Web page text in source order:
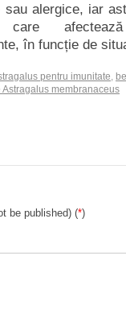
alergice, iar
în funcție de
pentru imunitate,
Astragalus membranaceus
be published) (*)